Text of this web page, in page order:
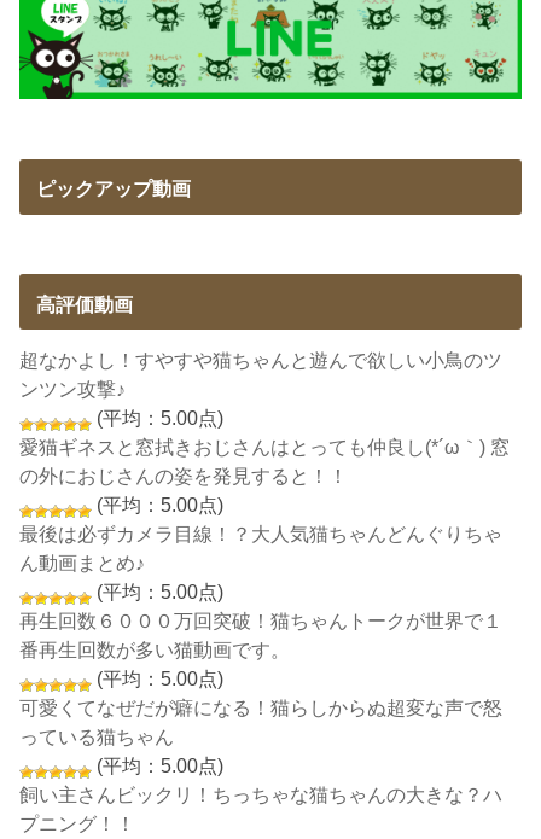
ピックアップ動画
高評価動画
超なかよし！すやすや猫ちゃんと遊んで欲しい小鳥のツ
ンツン攻撃♪
(平均：5.00点)
愛猫ギネスと窓拭きおじさんはとっても仲良し(*´ω｀) 窓
の外におじさんの姿を発見すると！！
(平均：5.00点)
最後は必ずカメラ目線！？大人気猫ちゃんどんぐりちゃ
ん動画まとめ♪
(平均：5.00点)
再生回数６０００万回突破！猫ちゃんトークが世界で１
番再生回数が多い猫動画です。
(平均：5.00点)
可愛くてなぜだが癖になる！猫らしからぬ超変な声で怒
っている猫ちゃん
(平均：5.00点)
飼い主さんビックリ！ちっちゃな猫ちゃんの大きな？ハ
プニング！！